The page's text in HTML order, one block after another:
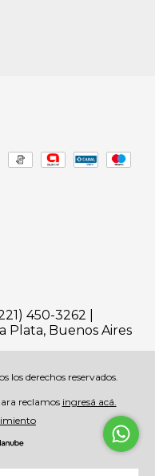
450-3262 |
Plata, Buenos Aires
los derechos reservados.
reclamos ingresá acá.